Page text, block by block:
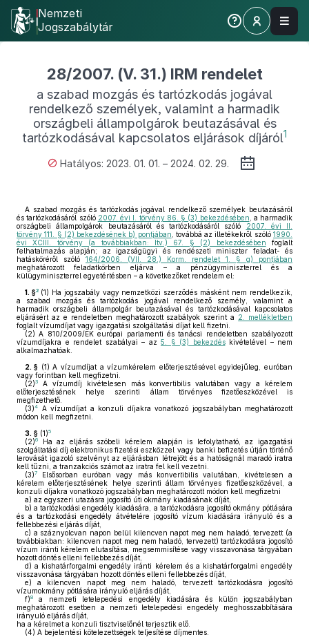
Nemzeti
Jogszabálytár
28/2007. (V. 31.) IRM rendelet
a szabad mozgás és tartózkodás jogával
rendelkező személyek, valamint a harmadik
országbeli állampolgárok beutazásával és
tartózkodásával kapcsolatos eljárások díjáról1
Hatályos: 2023. 01. 01. – 2024. 02. 29.
A szabad mozgás és tartózkodás jogával rendelkező személyek beutazásáról
és tartózkodásáról szóló 2007. évi I. törvény 86. § (3) bekezdésében , a harmadik
országbeli állampolgárok beutazásáról és tartózkodásáról szóló
2007. évi II.
törvény 111. § (2) bekezdésének b) pontjában , továbbá az illetékekről szóló1990.
évi XCIII. törvény (a továbbiakban: Itv.) 67. § (2) bekezdésében foglalt
felhatalmazás alapján; az igazságügyi és rendészeti miniszter feladat- és
hatásköréről szóló 164/2006. (VII. 28.) Korm. rendelet 1. § g) pontjában
meghatározott feladatkörben eljárva – a pénzügyminiszterrel és a
külügyminiszterrel egyetértésben – a következőket rendelem el:
1. §2 (1) Ha jogszabály vagy nemzetközi szerződés másként nem rendelkezik,
a szabad mozgás és tartózkodás jogával rendelkező személy, valamint a
harmadik országbeli állampolgár beutazásával és tartózkodásával kapcsolatos
eljárásért az e rendeletben meghatározott szabályok szerint a 2. mellékletben
foglalt vízumdíjat vagy igazgatási szolgáltatási díjat kell fizetni.
(2) A 810/2009/EK európai parlamenti és tanácsi rendeletben szabályozott
vízumdíjakra e rendelet szabályai – az 5. § (3) bekezdéskivételével – nem
alkalmazhatóak.
2. § (1) A vízumdíjat a vízumkérelem előterjesztésével egyidejűleg, euróban
vagy forintban kell megfizetni.
(2)3
A vízumdíj kivételesen más konvertibilis valutában vagy a kérelem
előterjesztésének helye szerinti állam törvényes fizetőeszközével is
megfizethető.
(3)4
A vízumdíjat a konzuli díjakra vonatkozó jogszabályban meghatározott
módon kell megfizetni.
3. § (1)5
(2)6
Ha az eljárás szóbeli kérelem alapján is lefolytatható, az igazgatási
szolgáltatási díj elektronikus fizetési eszközzel vagy banki befizetés útján történő
lerovását igazoló szelvényt az eljárásban létrejött és a hatóságnál maradó iratra
kell tűzni, a tranzakciós számot az iratra fel kell vezetni.
(3)7
Elsősorban euróban vagy más konvertibilis valutában, kivételesen a
kérelem előterjesztésének helye szerinti állam törvényes fizetőeszközével, a
konzuli díjakra vonatkozó jogszabályban meghatározott módon kell megfizetni
a) az egyszeri utazásra jogosító úti okmány kiadásának díját,
b) a tartózkodási engedély kiadására, a tartózkodásra jogosító okmány pótlására
és a tartózkodási engedély átvételére jogosító vízum kiadására irányuló és a
fellebbezési eljárás díját,
c) a száznyolcvan napon belül kilencven napot meg nem haladó, tervezett (a
továbbiakban: kilencven napot meg nem haladó, tervezett) tartózkodásra jogosító
vízum iránti kérelem elutasítása, megsemmisítése vagy visszavonása tárgyában
hozott döntés elleni fellebbezés díját,
d) a kishatárforgalmi engedély iránti kérelem és a kishatárforgalmi engedély
visszavonása tárgyában hozott döntés elleni fellebbezés díját,
e) a kilencven napot meg nem haladó, tervezett tartózkodásra jogosító
vízumokmány pótlására irányuló eljárás díját,
f)8
a nemzeti letelepedési engedély kiadására és külön jogszabályban
meghatározott esetben a nemzeti letelepedési engedély meghosszabbítására
irányuló eljárás díját,
ha a kérelmet a konzuli tisztviselőnél terjesztik elő.
(4) A bejelentési kötelezettségek teljesítése díjmentes.